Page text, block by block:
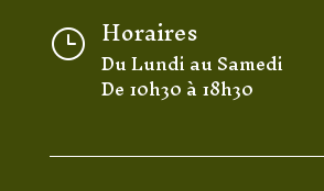
} Horaires
Du Lundi au Samedi
De 10h30 à 18h30